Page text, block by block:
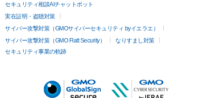
セキュリティ相談AIチャットボット
実在証明・盗聴対策
サイバー攻撃対策（GMOサイバーセキュリティ byイエラエ）
サイバー攻撃対策（GMO Flatt Security）
なりすまし対策
セキュリティ事業の軌跡